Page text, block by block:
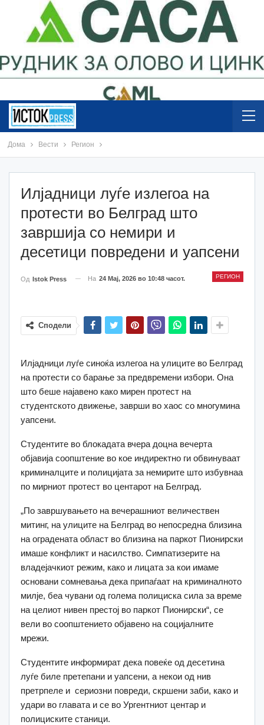
Дома Вести Регион
Илјадници луѓе излегоа на
протести во Белград што
завршија со немири и
десетици повредени и уапсени
РЕГИОН
Од Istok Press На 24 Мај, 2026 во 10:48 часот.
Сподели
Илјадници луѓе синоќа излегоа на улиците во Белград
на протести со барање за предвремени избори. Она
што беше најавено како мирен протест на
студентското движење, заврши во хаос со многумина
уапсени.
Студентите во блокадата вчера доцна вечерта
објавија соопштение во кое индиректно ги обвинуваат
криминалците и полицијата за немирите што избувнаа
по мирниот протест во центарот на Белград.
„По завршувањето на вечерашниот величествен
митинг, на улиците на Белград во непосредна близина
на оградената област во близина на паркот Пионирски
имаше конфликт и насилство. Симпатизерите на
владејачкиот режим, како и лицата за кои имаме
основани сомневања дека припаѓаат на криминалното
милје, беа чувани од голема полициска сила за време
на целиот нивен престој во паркот Пионирски“, се
вели во соопштението објавено на социјалните
мрежи.
Студентите информират дека повеќе од десетина
луѓе биле претепани и уапсени, а некои од нив
претрпеле и сериозни повреди, скршени заби, како и
удари во главата и се во Ургентниот центар и
полициските станици.